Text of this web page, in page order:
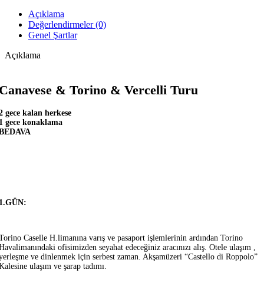
Açıklama
Değerlendirmeler (0)
Genel Şartlar
Açıklama
& Torino & Vercelli Turu
gece kalan herkese
gece konaklama
Caselle H.limanına varış ve pasaport işlemlerinin ardından Torino
ofisimizden seyahat edeceğiniz aracınızı alış. Otele ulaşım ,
ve dinlenmek için serbest zaman. Akşamüzeri “Castello di Roppolo”
ulaşım ve şarap tadımı.